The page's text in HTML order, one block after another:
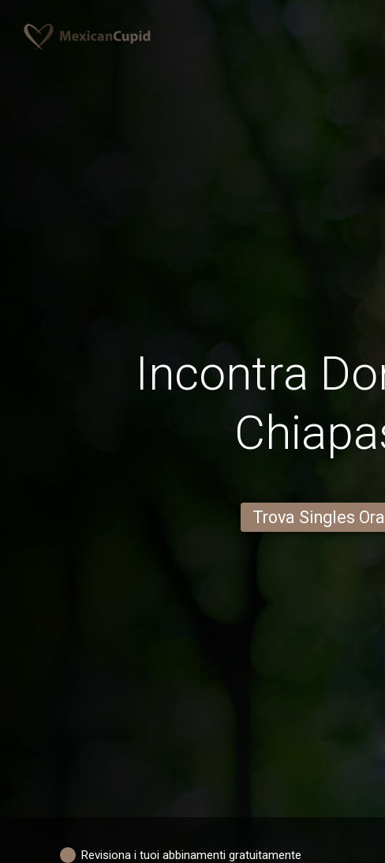
Incontra
Trova Singles Ora
Revisiona i tuoi abbinamenti gratuitamente